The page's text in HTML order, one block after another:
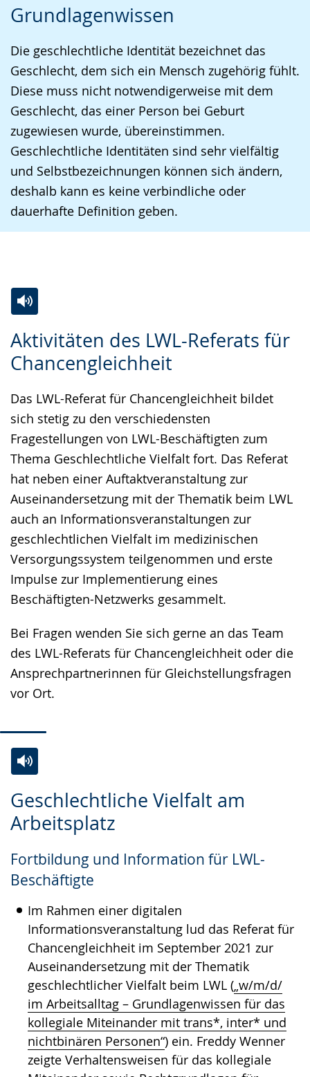
Grundlagenwissen
Die geschlechtliche Identität bezeichnet das
Geschlecht, dem sich ein Mensch zugehörig fühlt.
Diese muss nicht notwendigerweise mit dem
Geschlecht, das einer Person bei Geburt
zugewiesen wurde, übereinstimmen.
Geschlechtliche Identitäten sind sehr vielfältig
und Selbstbezeichnungen können sich ändern,
deshalb kann es keine verbindliche oder
dauerhafte Definition geben.
Leichten
wechseln.
Audio-
Video
Deutscher
Gebärdensprache
wird
angezeigt.
Aktivitäten des LWL-Referats für
Chancengleichheit
Das LWL-Referat für Chancengleichheit bildet
sich stetig zu den verschiedensten
Fragestellungen von LWL-Beschäftigten zum
Thema Geschlechtliche Vielfalt fort. Das Referat
hat neben einer Auftaktveranstaltung zur
Auseinandersetzung mit der Thematik beim LWL
auch an Informationsveranstaltungen zur
geschlechtlichen Vielfalt im medizinischen
Versorgungssystem teilgenommen und erste
Impulse zur Implementierung eines
Beschäftigten-Netzwerks gesammelt.
Bei Fragen wenden Sie sich gerne an das Team
des LWL-Referats für Chancengleichheit oder die
Ansprechpartnerinnen für Gleichstellungsfragen
vor Ort.
Leichten
Sprache
Audio-
Unterstützung.
Video
in
Gebärdensprache
wird
angezeigt.
Geschlechtliche Vielfalt am
Arbeitsplatz
Fortbildung und Information für LWL-
Beschäftigte
Im Rahmen einer digitalen
Informationsveranstaltung lud das Referat für
Chancengleichheit im September 2021 zur
Auseinandersetzung mit der Thematik
geschlechtlicher Vielfalt beim LWL ( „w/m/d/
im Arbeitsalltag – Grundlagenwissen für das
kollegiale Miteinander mit trans*, inter* und
nichtbinären Personen“) ein. Freddy Wenner
zeigte Verhaltensweisen für das kollegiale
Leichten
Sprache
Audio-
Unterstützung.
Video
in
Gebärdensprache
wird
angezeigt.